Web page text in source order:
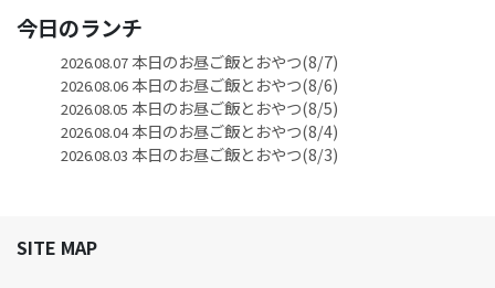
今日のランチ
2026.08.07本日のお昼ご飯とおやつ(8/7)
2026.08.06本日のお昼ご飯とおやつ(8/6)
2026.08.05 本日のお昼ご飯とおやつ(8/5)
2026.08.04本日のお昼ご飯とおやつ(8/4)
2026.08.03 本日のお昼ご飯とおやつ(8/3)
SITE MAP